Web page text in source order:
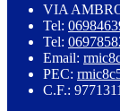
VIA
Tel:
Tel:
Email:
PEC:
C.F.: